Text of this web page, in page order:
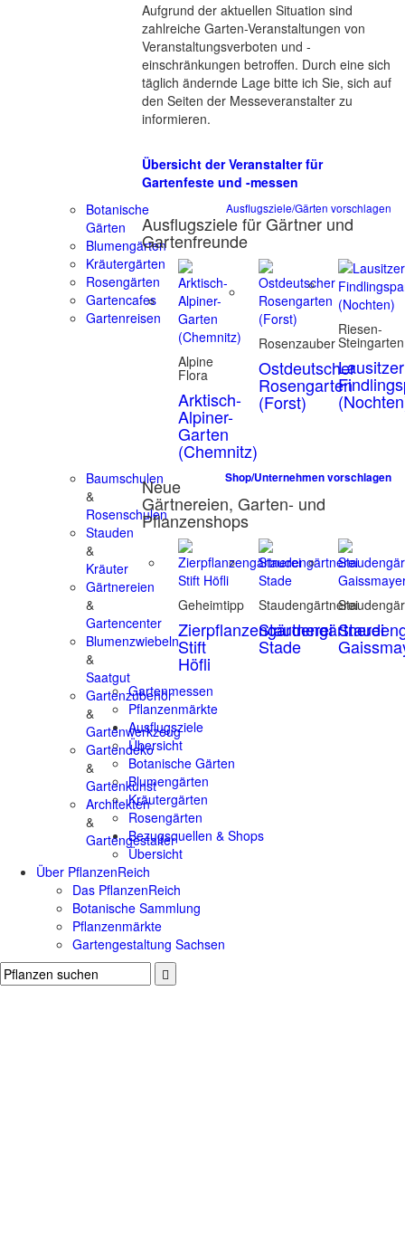
Aufgrund der aktuellen Situation sind
zahlreiche Garten-Veranstaltungen von
Veranstaltungsverboten und -
einschränkungen betroffen. Durch eine sich
täglich ändernde Lage bitte ich Sie, sich auf
den Seiten der Messeveranstalter zu
informieren.
Übersicht der Veranstalter für
Gartenfeste und -messen
Botanische
Gärten
Blumengärten
Kräutergärten
Rosengärten
Gartencafes
Gartenreisen
Ausflugsziele/Gärten vorschlagen
Ausflugsziele für Gärtner und
Gartenfreunde
Alpine
Flora
Arktisch-
Alpiner-
Garten
(Chemnitz)
Rosenzauber
Ostdeutscher
Rosengarten
(Forst)
Riesen-
Steingarten
Lausitzer
Baumschulen
&
Rosenschulen
Stauden
&
Kräuter
Gärtnereien
&
Gartencenter
Blumenzwiebeln
&
Saatgut
Gartenzubehör
&
Gartenwerkzeug
Gartendeko
&
Gartenkunst
Architekten
&
Gartengestalter
Shop/Unternehmen vorschlagen
Neue
Gärtnereien, Garten- und
Pflanzenshops
Geheimtipp
Zierpflanzengärtnerei
Stift
Höfli
Staudengärtnerei
Staudengärtnerei
Stade
Gartenmessen
Pflanzenmärkte
Ausflugsziele
Übersicht
Botanische Gärten
Blumengärten
Kräutergärten
Rosengärten
Bezugsquellen & Shops
Übersicht
Über PflanzenReich
Das PflanzenReich
Botanische Sammlung
Pflanzenmärkte
Gartengestaltung Sachsen